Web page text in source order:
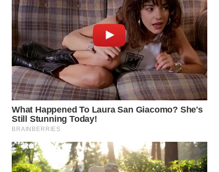
TAPANULI
UTARA
WN
SAMOSIR
WN
PADANG
LAWAS
WN
SUMEDANG
WN
CIANJUR